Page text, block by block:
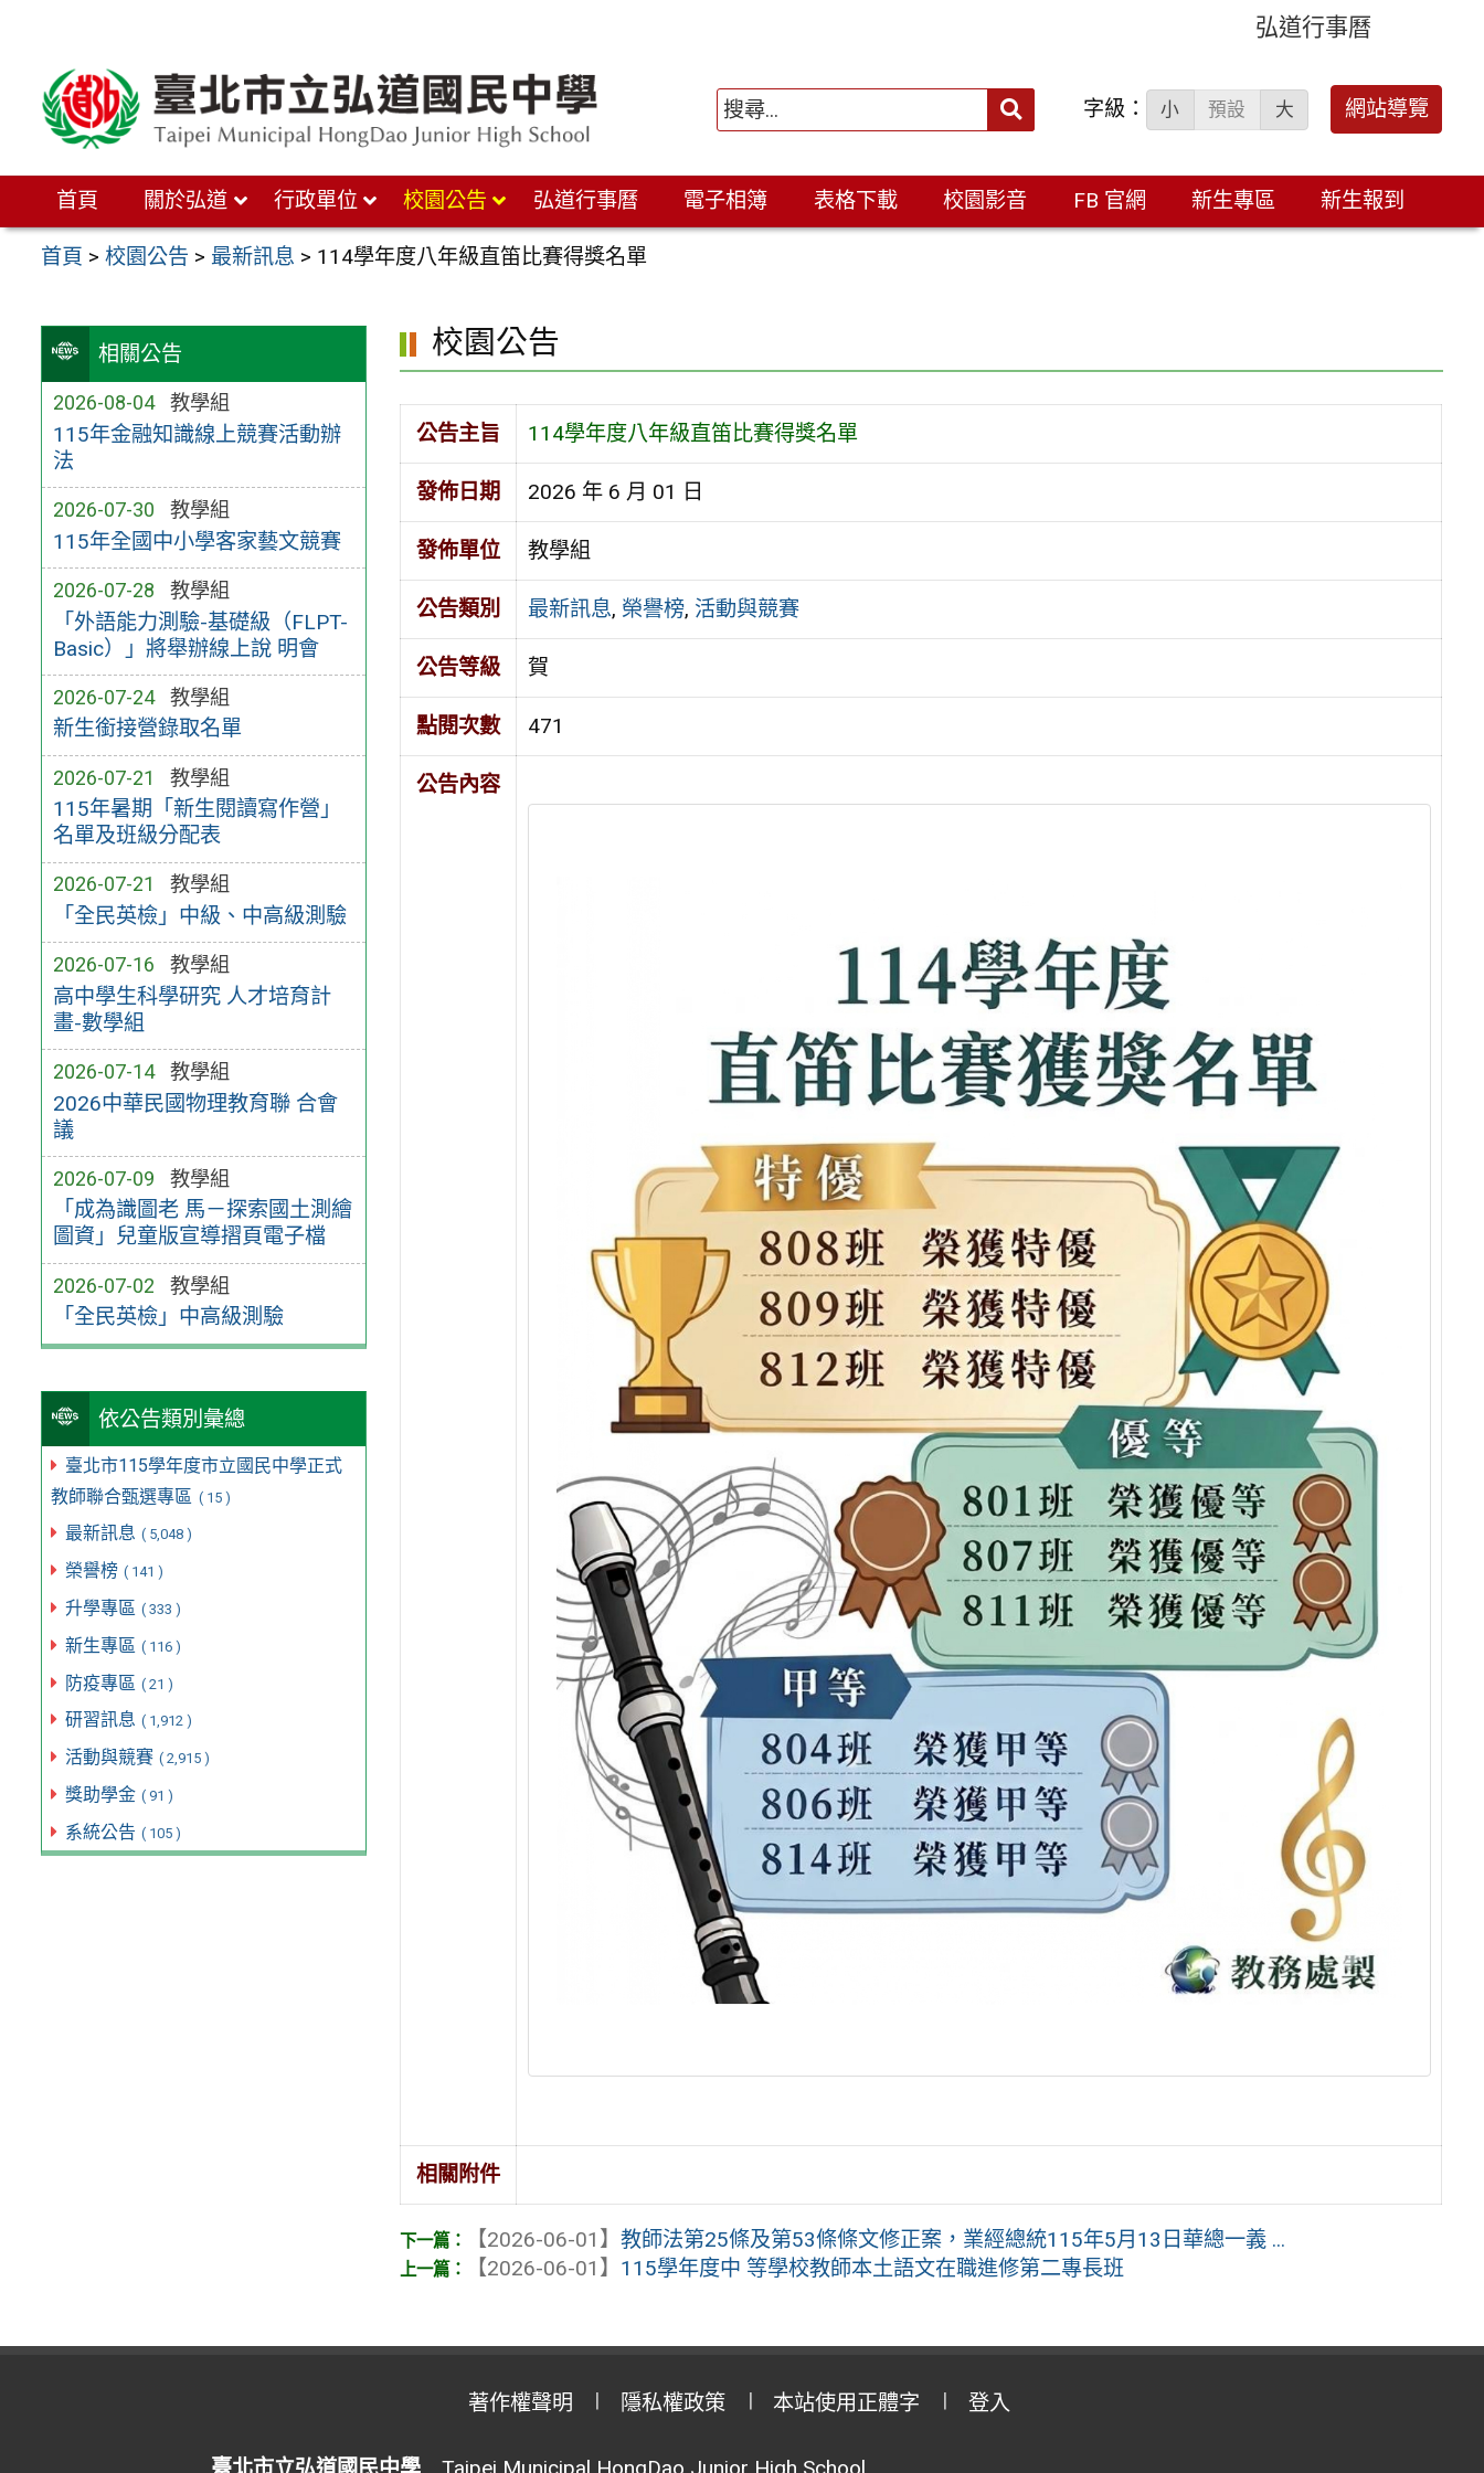
弘道行事曆
搜
字級： 小 預設 大 網站導覽
首頁 關於弘道 行政單位 校園公告 弘道行事曆 電子相簿 表格下載 校園影音 FB 官網 新生專區 新生報到
首頁 >校園公告 > 最新訊息 > 114學年度八年級直笛比賽得獎名單
相關公告
2026-08-04 教學組
115年金融知識線上競賽活動辦
法
2026-07-30 教學組
115年全國中小學客家藝文競賽
2026-07-28 教學組
「外語能力測驗-基礎級（FLPT-
Basic）」將舉辦線上說 明會
2026-07-24 教學組
新生銜接營錄取名單
2026-07-21 教學組
115年暑期「新生閱讀寫作營」
名單及班級分配表
2026-07-21 教學組
「全民英檢」中級、中高級測驗
2026-07-16 教學組
高中學生科學研究 人才培育計
畫-數學組
2026-07-14 教學組
2026中華民國物理教育聯 合會
議
2026-07-09 教學組
「成為識圖老 馬－探索國土測繪
圖資」兒童版宣導摺頁電子檔
2026-07-02 教學組
「全民英檢」中高級測驗
依公告類別彙總
臺北市115學年度市立國民中學正式
教師聯合甄選專區 ( 15 )
最新訊息 ( 5,048 )
榮譽榜 ( 141 )
升學專區 ( 333 )
新生專區 ( 116 )
防疫專區 ( 21 )
研習訊息 ( 1,912 )
活動與競賽 ( 2,915 )
獎助學金 ( 91 )
系統公告 ( 105 )
校園公告
公告主旨 114學年度八年級直笛比賽得獎名單
發佈日期 2026 年 6 月 01 日
發佈單位 教學組
公告類別 最新訊息, 榮譽榜, 活動與競賽
公告等級 賀
點閱次數 471
公告內容
相關附件
【2026-06-01】教師法第25條及第53條條文修正案，業經總統115年5月13日華總一義 ...
【2026-06-01】 115學年度中 等學校教師本土語文在職進修第二專長班
著作權聲明 隱私權政策 本站使用正體字 登入